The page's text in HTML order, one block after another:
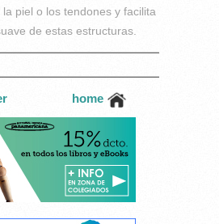
piel o los tendones y facilita
de estas estructuras.
home